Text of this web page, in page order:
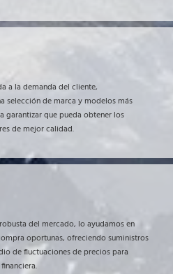
a la demanda del cliente,
selección de marca y modelos más
garantizar que pueda obtener los
de mejor calidad.
del mercado, lo ayudamos en
oportunas, ofreciendo suministros
de fluctuaciones de precios para